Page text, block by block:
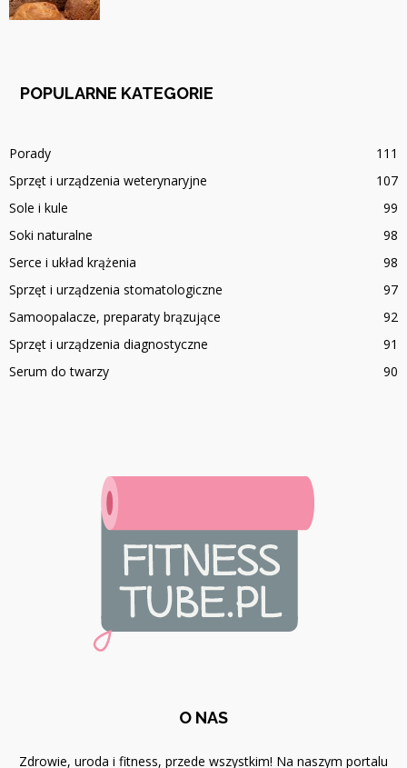
POPULARNE KATEGORIE
Porady
111
Sprzęt i urządzenia weterynaryjne
107
Sole i kule
99
Soki naturalne
98
Serce i układ krążenia
98
Sprzęt i urządzenia stomatologiczne
97
Samoopalacze, preparaty brązujące
92
Sprzęt i urządzenia diagnostyczne
91
Serum do twarzy
90
O NAS
Zdrowie, uroda i fitness, przede wszystkim! Na naszym portalu